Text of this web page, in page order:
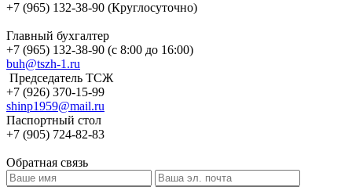
+7 (965) 132-38-90 (Круглосуточно)
Главный бухгалтер
+7 (965) 132-38-90 (с 8:00 до 16:00)
buh@tszh-1.ru
Председатель ТСЖ
+7 (926) 370-15-99
shinp1959@mail.ru
Паспортный стол
+7 (905) 724-82-83
Обратная связь